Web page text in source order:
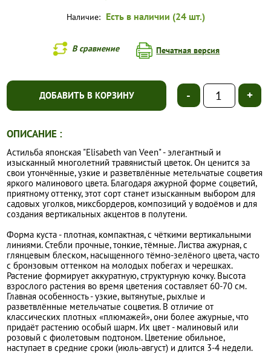
Наличие: Есть в наличии (24 шт.)
В сравнение Печатная версия
ДОБАВИТЬ В КОРЗИНУ - +
ОПИСАНИЕ :
Астильба японская "Elisabeth van Veen" - элегантный и
изысканный многолетний травянистый цветок. Он ценится за
свои утончённые, узкие и разветвлённые метельчатые соцветия
яркого малинового цвета. Благодаря ажурной форме соцветий,
приятному оттенку, этот сорт станет изысканным выбором для
садовых уголков, миксбордеров, композиций у водоёмов и для
создания вертикальных акцентов в полутени.
Форма куста - плотная, компактная, с чёткими вертикальными
линиями. Стебли прочные, тонкие, тёмные. Листва ажурная, с
глянцевым блеском, насыщенного тёмно-зелёного цвета, часто
с бронзовым оттенком на молодых побегах и черешках.
Растение формирует аккуратную, структурную кочку. Высота
взрослого растения во время цветения составляет 60-70 см.
Главная особенность - узкие, вытянутые, рыхлые и
разветвлённые метельчатые соцветия. В отличие от
классических плотных «плюмажей», они более ажурные, что
придаёт растению особый шарм. Их цвет - малиновый или
розовый с фиолетовым подтоном. Цветение обильное,
наступает в средние сроки (июль-август) и длится 3-4 недели.